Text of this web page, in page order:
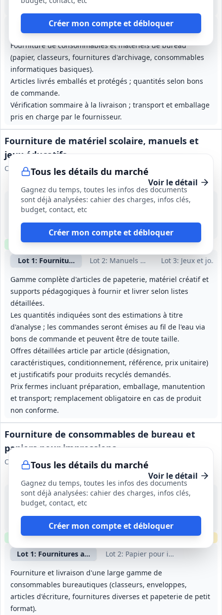
Créer mon compte et débloquer
: Papeterie scolaire
Lot 2: Jeux éducatifs et collectifs
Lot3: Manuels scolaires
Fourniture de consommables et matériels de bureau
(papier, classeurs, fournitures d'archivage, consommables
informatiques basiques).
Articles livrés emballés et protégés ; quantités selon bons
de commande.
Vérification sommaire à la livraison ; transport et emballage
pris en charge par le fournisseur.
Tous les détails du marché
Gagnez du temps, toutes les infos des documents
sont déjà analysées: cahier des charges, infos clés,
budget, contact, etc
Créer mon compte et débloquer
Fourniture de matériel scolaire, manuels et
jeux éducatifs
Caisse des écoles de Tsingoni
Voir le détail
Lot 1: Fournitures générales et matériel éducatif
Lot 2: Manuels et ouvrages
Lot 3: Jeux et
Gamme complète d'articles de papeterie, matériel créatif et
supports pédagogiques à fournir et livrer selon listes
détaillées.
Les quantités indiquées sont des estimations à titre
d'analyse ; les commandes seront émises au fil de l'eau via
bons de commande et peuvent être de toute taille.
Offres détaillées article par article (désignation,
caractéristiques, conditionnement, référence, prix unitaire)
et justificatifs pour produits recyclés demandés.
Prix fermes incluant préparation, emballage, manutention
et transport; remplacement obligatoire en cas de produit
non conforme.
21 août 2026
Tsingoni (976)
1 an (à partir de septembre 2026)
Clause environnementale Clause sociale
Tous les détails du marché
Gagnez du temps, toutes les infos des documents
sont déjà analysées: cahier des charges, infos clés,
budget, contact, etc
Créer mon compte et débloquer
Fourniture de consommables de bureau et
papiers pour impressions
Communauté d'Agglomération Pays Basque
Voir le détail
Lot 1: Fournitures administratives et petits matériels de
Lot 2: Papier pour impression et
Fourniture et livraison d'une large gamme de
consommables bureautiques (classeurs, enveloppes,
articles d'écriture, fournitures diverses et papeterie de petit
format).
28 sept. 2026
Pyrénées-Atlantiques (64)
4 ans (à compter de la date de notification)
Clause environnementale Clause sociale Échantillonsrequis